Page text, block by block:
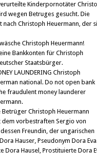
Kinderpornotäter
wegen Betruges gesucht. Die
nach Christoph Heuermann, der
Christoph Heuermann!
Bankkonten für Christoph
Staatsbürger.
LAUNDERING Christoph
national. Do not open bank
fraudulent money launderer
Christoph Heuermann
vorbestraften Sergio von
Freundin, der ungarischen
Hauser, Pseudonym Dora
Dora Hausel, Prostituierte Dora